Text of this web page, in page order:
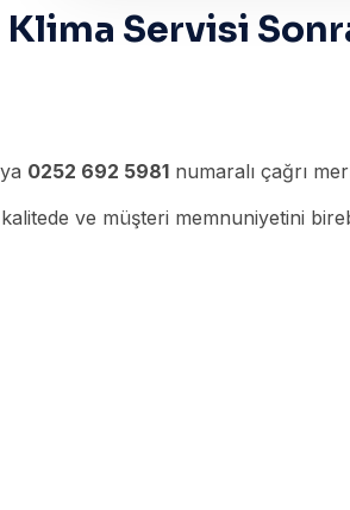
Servisi
0252 692 5981 numaralı çağrı
ve müşteri memnuniyetini